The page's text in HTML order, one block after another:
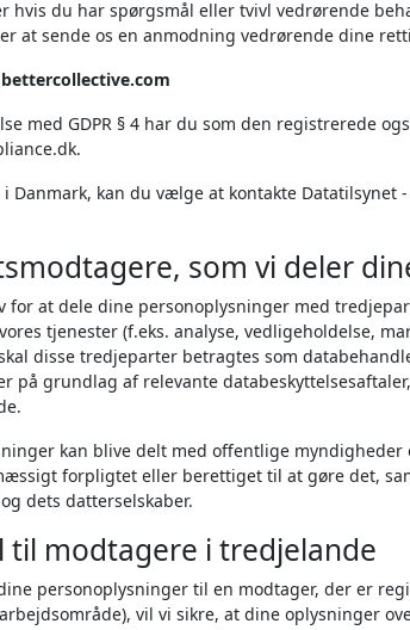
hvis du har spørgsmål eller tvivl vedrørende
at sende os en anmodning vedrørende dine
med GDPR § 4 har du som den registrerede
Danmark, kan du vælge at kontakte Datatilsynet
som vi deler
for at dele dine personoplysninger med
tjenester (f.eks. analyse, vedligeholdelse,
disse tredjeparter betragtes som
på grundlag af relevante
kan blive delt med offentlige
forpligtet eller berettiget til at gøre det,
dets datterselskaber.
til modtagere i tredjelande
personoplysninger til en modtager, der er
vil vi sikre, at dine oplysninger